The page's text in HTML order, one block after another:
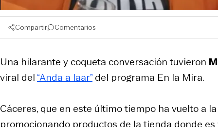
Compartir Comentarios
Una hilarante y coqueta conversación tuvieron
viral del “Anda a laar” del programa En la Mira.
Cáceres, que en este último tiempo ha vuelto a
promocionando productos de la tienda donde